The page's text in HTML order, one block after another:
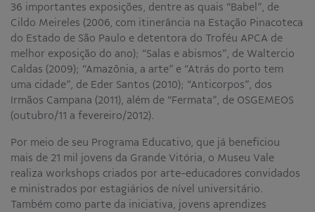
36 importantes exposições, dentre as quais “Babel”, de
Cildo Meireles (2006, com itinerância na Estação Pinacoteca
do Estado de São Paulo e detentora do Troféu APCA de
melhor exposição do ano); “Salas e abismos”, de Waltercio
Caldas (2009); “Amazônia, a arte” e “Atrás do porto tem
uma cidade”, de Eder Santos (2010); “Anticorpos”, dos
Irmãos Campana (2011), além de “Fermata”, de OSGEMEOS
(outubro/11 a fevereiro/2012).
Por meio de seu Programa Educativo, que já beneficiou
mais de 21 mil jovens da Grande Vitória, o Museu Vale
realiza workshops criados por arte-educadores convidados
e ministrados por estagiários de nível universitário.
Também como parte da iniciativa, jovens aprendizes